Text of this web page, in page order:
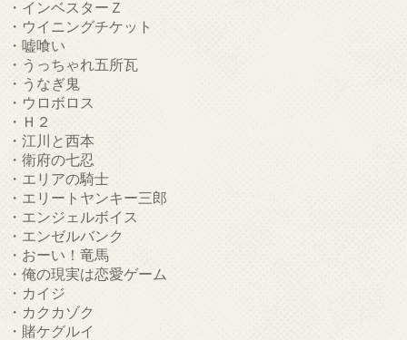
・インベスターＺ
・ウイニングチケット
・嘘喰い
・うっちゃれ五所瓦
・うなぎ鬼
・ウロボロス
・Ｈ２
・江川と西本
・衛府の七忍
・エリアの騎士
・エリートヤンキー三郎
・エンジェルボイス
・エンゼルバンク
・おーい！竜馬
・俺の現実は恋愛ゲーム
・カイジ
・カクカゾク
・賭ケグルイ